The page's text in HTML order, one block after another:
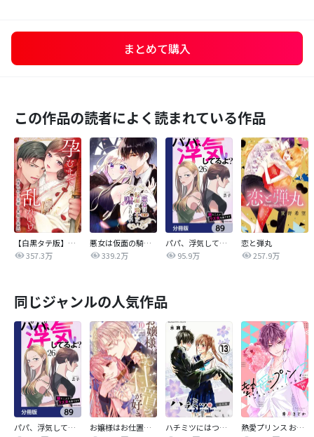
まとめて購入
この作品の読者によく読まれている作品
【白黒タテ版】孕むまで乱れいけ～身代わり花嫁と軍服の猛愛
357.3万
悪女は仮面の騎士に騙されない
339.2万
パパ、浮気してるよ？娘と二人でクズ夫を捨てます【分冊版】
95.9万
恋と弾丸
257.9万
同じジャンルの人気作品
パパ、浮気してるよ？娘と二人でクズ夫を捨てます【分冊版】
お嬢様はお仕置きが好き
ハチミツにはつこい
熱愛プリンス お兄ちゃんはキミが好き